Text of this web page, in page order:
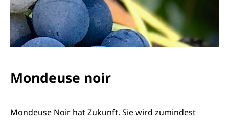
Mondeuse noir
Mondeuse Noir hat Zukunft. Sie wird zumindest